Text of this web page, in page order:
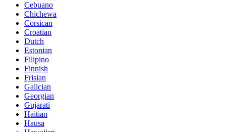
Cebuano
Chichewa
Corsican
Croatian
Dutch
Estonian
Filipino
Finnish
Frisian
Galician
Georgian
Gujarati
Haitian
Hausa